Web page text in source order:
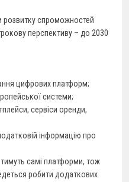
розвитку спроможностей
перспективу – до 2030
цифрових платформ;
системи;
сервіси оренди,
інформацію про
самі платформи, тож
робити додаткових